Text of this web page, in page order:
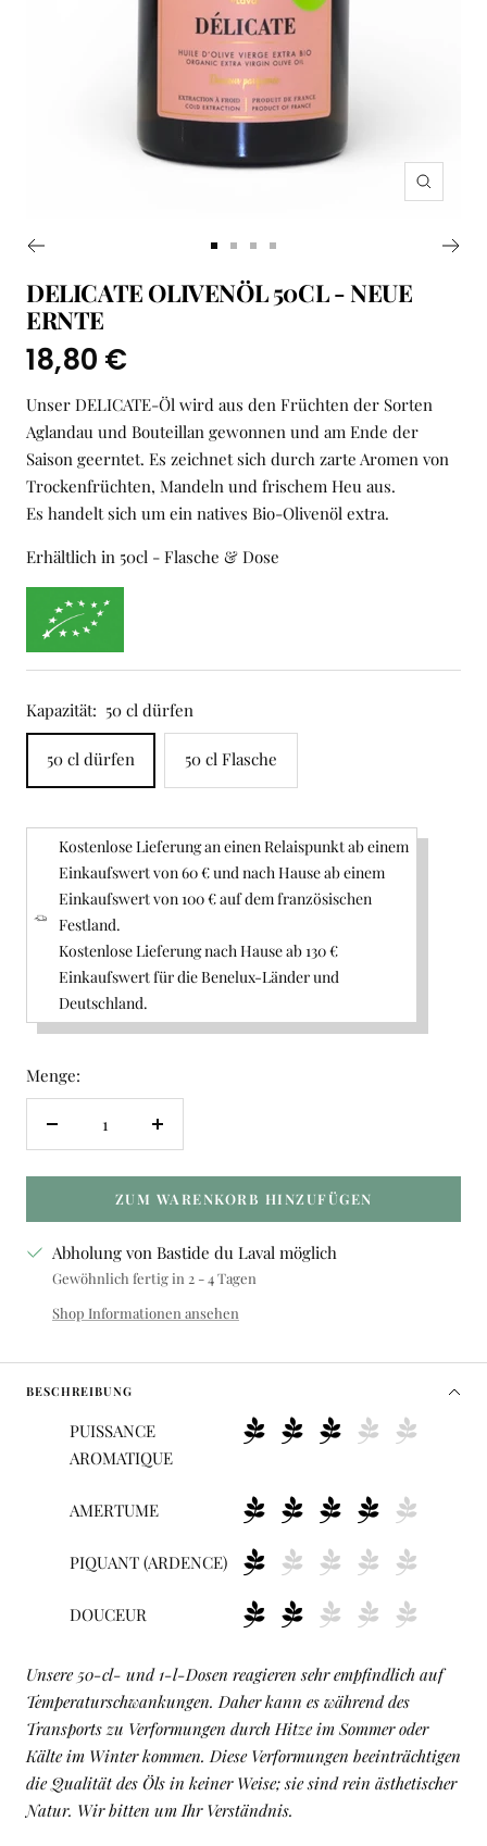
Zoom
SlideSlideSlideSlide
4
DELICATE OLIVENÖL 50CL - NEUE
ERNTE
Angebotspreis
18,80 €
Unser DELICATE-Öl wird aus den Früchten der Sorten
Aglandau und Bouteillan gewonnen und am Ende der
Saison geerntet. Es zeichnet sich durch zarte Aromen von
Trockenfrüchten, Mandeln und frischem Heu aus.
Es handelt sich um ein natives Bio-Olivenöl extra.
Erhältlich in 50cl - Flasche & Dose
Kapazität: 50 cl dürfen
50 cl dürfen 50 cl Flasche
Kostenlose Lieferung an einen Relaispunkt ab einem
Einkaufswert von 60 € und nach Hause ab einem
Einkaufswert von 100 € auf dem französischen
Festland.
Kostenlose Lieferung nach Hause ab 130 €
Einkaufswert für die Benelux-Länder und
Deutschland.
Menge:
Menge
ZUM WARENKORB HINZUFÜGEN
Abholung von Bastide du Laval möglich
Gewöhnlich fertig in 2 - 4 Tagen
Shop Informationen ansehen
BESCHREIBUNG
PUISSANCE
AROMATIQUE
AMERTUME
PIQUANT (ARDENCE)
DOUCEUR
Unsere 50-cl- und 1-l-Dosen reagieren sehr empfindlich auf
Temperaturschwankungen. Daher kann es während des
Transports zu Verformungen durch Hitze im Sommer oder
Kälte im Winter kommen. Diese Verformungen beeinträchtigen
die Qualität des Öls in keiner Weise; sie sind rein ästhetischer
Natur. Wir bitten um Ihr Verständnis.